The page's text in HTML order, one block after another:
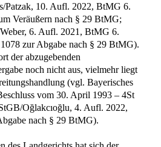
Patzak, 10. Aufl. 2022, BtMG 6.
Veräußern nach § 29 BtMG;
6. Aufl. 2021, BtMG 6.
zur Abgabe nach § 29 BtMG).
der abzugebenden
noch nicht aus, vielmehr liegt
(vgl. Bayerisches
vom 30. April 1993 – 4St
Oğlakcıoğlu, 4. Aufl. 2022,
nach § 29 BtMG).